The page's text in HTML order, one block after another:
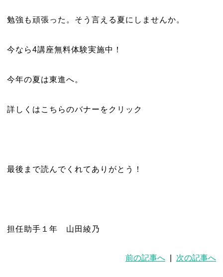
勉強も頑張った。そう言える夏にしませんか。
今なら4講座無料体験実施中！
今年の夏は東進へ。
詳しくはこちらのバナーをクリック
最後まで読んでくれてありがとう！
担任助手１年 山田綾乃
前の記事へ 次の記事へ